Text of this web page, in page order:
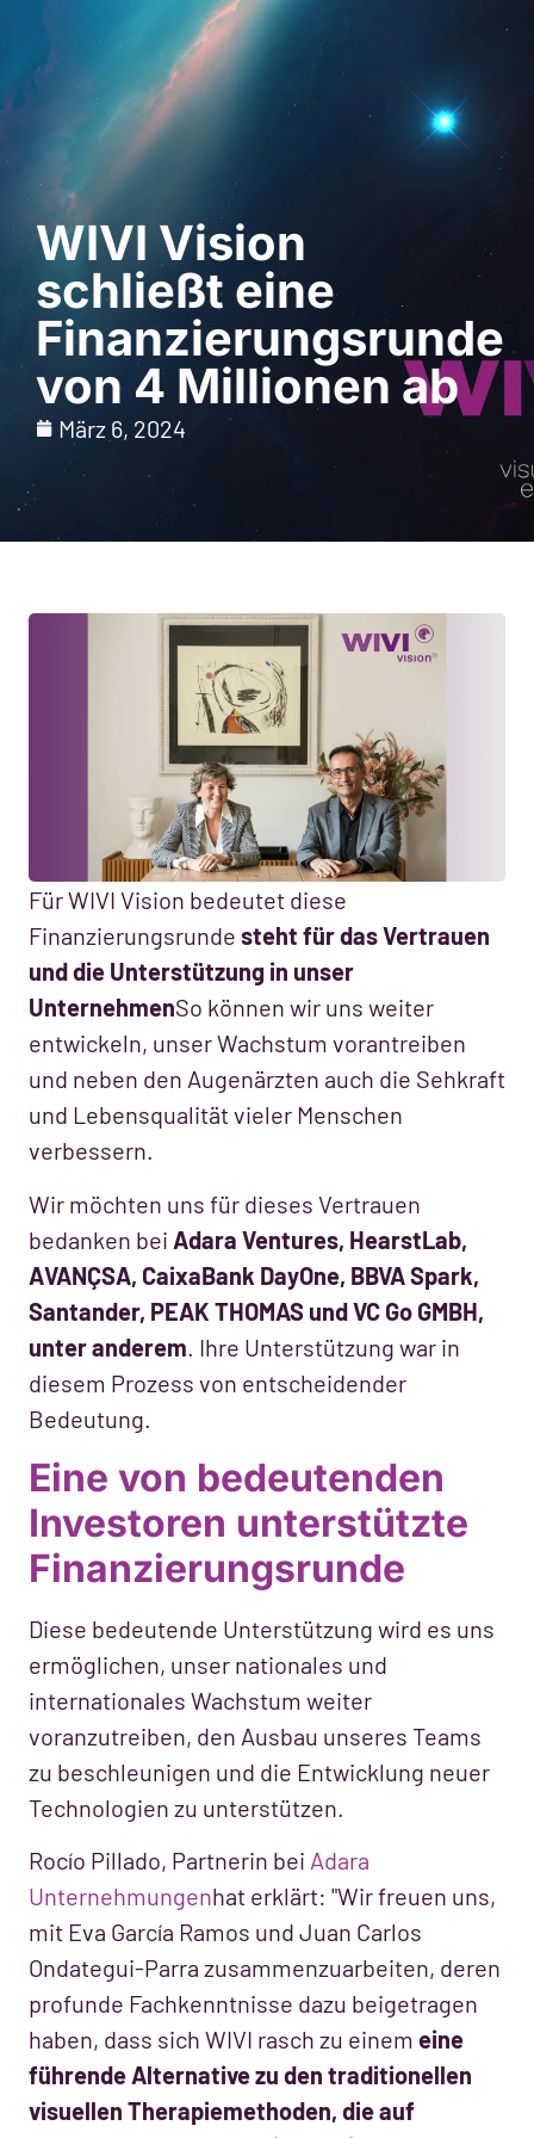
WIVI Vision
schließt eine
Finanzierungsrunde
von 4 Millionen ab
März 6, 2024
Für WIVI Vision bedeutet diese
Finanzierungsrunde steht für das Vertrauen
und die Unterstützung in unser
UnternehmenSo können wir uns weiter
entwickeln, unser Wachstum vorantreiben
und neben den Augenärzten auch die Sehkraft
und Lebensqualität vieler Menschen
verbessern.
Wir möchten uns für dieses Vertrauen
bedanken bei Adara Ventures, HearstLab,
AVANÇSA, CaixaBank DayOne, BBVA Spark,
Santander, PEAK THOMAS und VC Go GMBH,
unter anderem . Ihre Unterstützung war in
diesem Prozess von entscheidender
Bedeutung.
Eine von bedeutenden
Investoren unterstützte
Finanzierungsrunde
Diese bedeutende Unterstützung wird es uns
ermöglichen, unser nationales und
internationales Wachstum weiter
voranzutreiben, den Ausbau unseres Teams
zu beschleunigen und die Entwicklung neuer
Technologien zu unterstützen.
Rocío Pillado, Partnerin bei Adara
Unternehmungenhat erklärt: "Wir freuen uns,
mit Eva García Ramos und Juan Carlos
Ondategui-Parra zusammenzuarbeiten, deren
profunde Fachkenntnisse dazu beigetragen
haben, dass sich WIVI rasch zu einem eine
führende Alternative zu den traditionellen
visuellen Therapiemethoden, die auf